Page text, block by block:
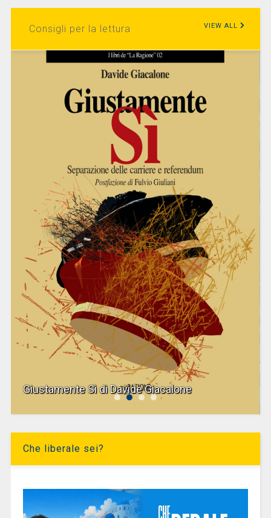
Consigli per la lettura VIEW ALL
Giustamente Sì di Davide Giacalone
Che liberale sei?